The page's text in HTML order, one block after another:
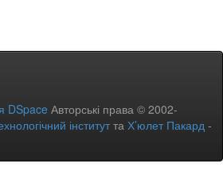
DSpace Авторські права © 2002-
інститутта Х’юлет Пакард -